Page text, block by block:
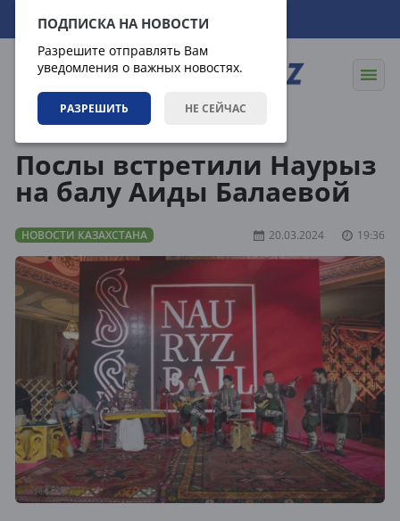
ПОДПИСКА НА НОВОСТИ
Разрешите отправлять Вам
уведомления о важных новостях.
РАЗРЕШИТЬ НЕ СЕЙЧАС
08.08.2026 02:10:30
Послы встретили Наурыз
на балу Аиды Балаевой
НОВОСТИ КАЗАХСТАНА 20.03.2024 19:36